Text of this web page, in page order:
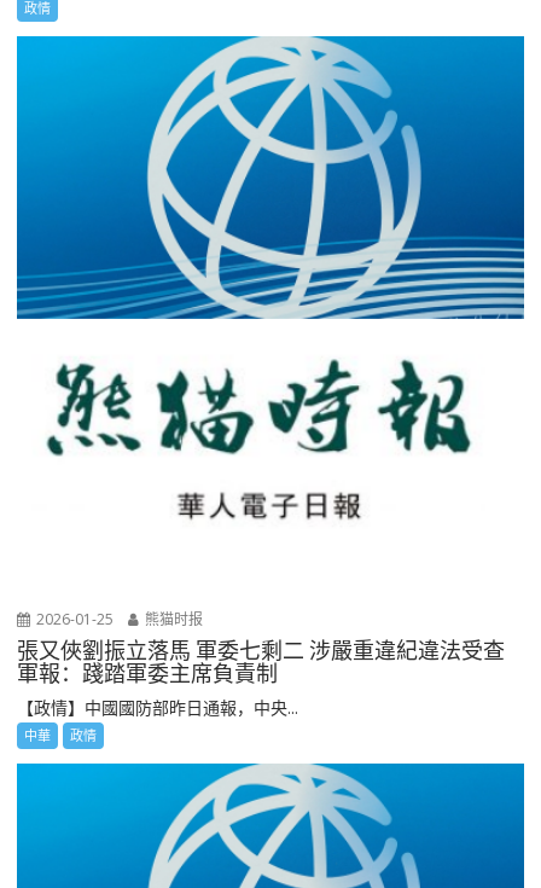
政情
2026-01-25 熊猫时报
張又俠劉振立落馬 軍委七剩二 涉嚴重違紀違法受查
軍報：踐踏軍委主席負責制
【政情】中國國防部昨日通報，中央...
中華 政情